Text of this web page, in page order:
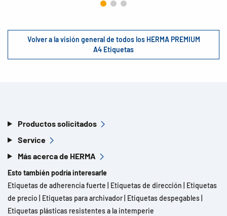
Volver a la visión general de todos los HERMA PREMIUM
A4 Etiquetas
Productos solicitados
Service
Más acerca de HERMA
Esto también podría interesarle
Etiquetas de adherencia fuerte
Etiquetas de dirección
Etiquetas
de precio
Etiquetas para archivador Etiquetas despegables
Etiquetas plásticas resistentes a la intemperie